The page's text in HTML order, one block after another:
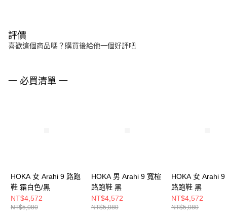
評價
喜歡這個商品嗎？購買後給他一個好評吧
一 必買清單 一
HOKA 女 Arahi 9 路跑
鞋 霜白色/黑
NT$4,572
NT$5,080
HOKA 男 Arahi 9 寬楦
路跑鞋 黑
NT$4,572
NT$5,080
HOKA 女 Arahi 9
路跑鞋 黑
NT$4,572
NT$5,080